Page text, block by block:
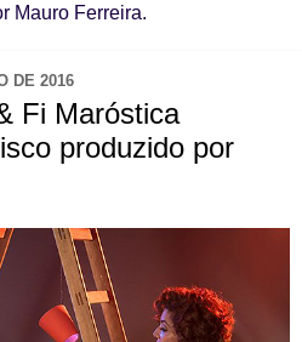
Mauro Ferreira.
DE 2016
Fi Maróstica
produzido por